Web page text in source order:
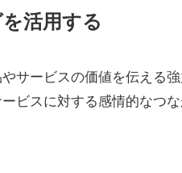
活用する
サービスの価値を伝える強
ビスに対する感情的なつ